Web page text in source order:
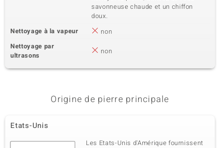
savonneuse chaude et un chiffon
doux.
Nettoyage à la vapeur
non
Nettoyage par
ultrasons
non
Origine de pierre principale
Etats-Unis
Les Etats-Unis d'Amérique fournissent